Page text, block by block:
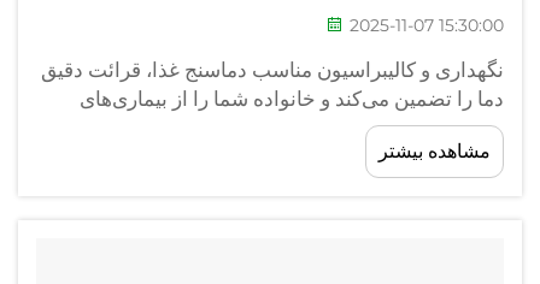
2025-11-07 15:30:00
نگهداری و کالیبراسیون مناسب دماسنج غذا، قرائت دقیق
دما را تضمین می‌کند و خانواده شما را از بیماری‌های
ناشی از مواد غذایی محافظت کرده و نتایج پخت بهینه را
فراهم می‌آورد. یک دماسنج غذا با نگهداری مناسب، مانند
یک ابزار قابل اعتماد عمل می‌کند...
مشاهده بیشتر